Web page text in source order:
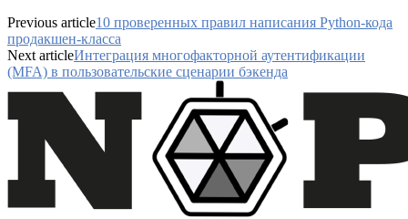
Previous article10 проверенных правил написания Python-кода
продакшен-класса
Next articleИнтеграция многофакторной аутентификации
(MFA) в пользовательские сценарии бэкенда